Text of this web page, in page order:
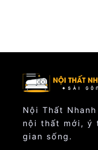
Nội Thất
nội thất mới, ý
gian sống.